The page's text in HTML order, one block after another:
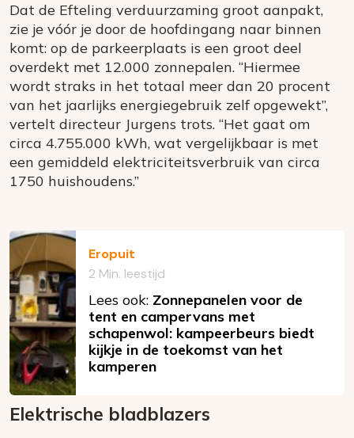
Dat de Efteling verduurzaming groot aanpakt,
zie je vóór je door de hoofdingang naar binnen
komt: op de parkeerplaats is een groot deel
overdekt met 12.000 zonnepalen. “Hiermee
wordt straks in het totaal meer dan 20 procent
van het jaarlijks energiegebruik zelf opgewekt”,
vertelt directeur Jurgens trots. “Het gaat om
circa 4.755.000 kWh, wat vergelijkbaar is met
een gemiddeld elektriciteitsverbruik van circa
1750 huishoudens.”
Eropuit
2 Min. leestijd
Lees ook: Zonnepanelen voor de
tent en campervans met
schapenwol: kampeerbeurs biedt
kijkje in de toekomst van het
kamperen
Elektrische bladblazers